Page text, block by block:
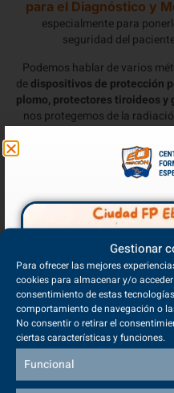
Gestionar
Para ofrecer las mejores
cookies para almacenar y/o
consentimiento de estas
comportamiento de navegación o
No consentir o retirar el
ciertas características y funciones.
Funcional
para el Diagnóstico y
especialmente para
seguridad del
Podemos hablar de varios
dedispositivos de protección
plomo, protectores tiroideos y
nos protegemos de la
de las pruebas
Otra de las medidas de
los equipos diagnósticosy de
garantizando así que no se
o excesivas a las
Por último, destacamos una
más importantes y en las
DUAL TSIDMN: la formación
Dicha formación incluye la
en